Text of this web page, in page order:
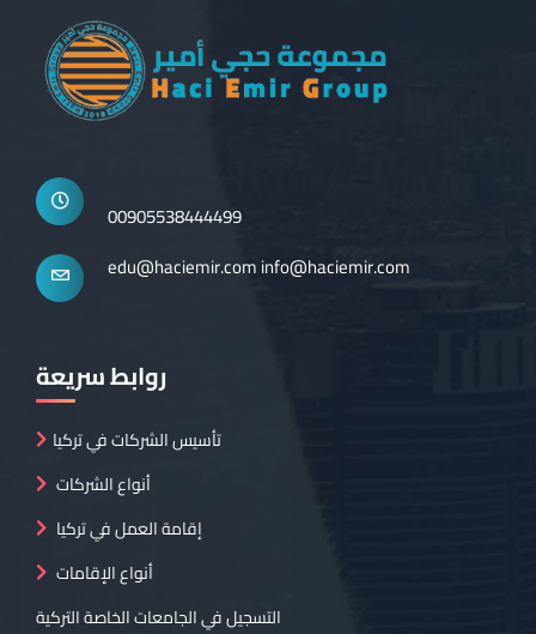
00905538444499
edu@haciemir.cominfo@haciemir.com
روابط سريعة
تأسيس الشركات في تركيا
أنواع الشركات
إقامة العمل في تركيا
أنواع الإقامات
التسجيل في الجامعات الخاصة التركية